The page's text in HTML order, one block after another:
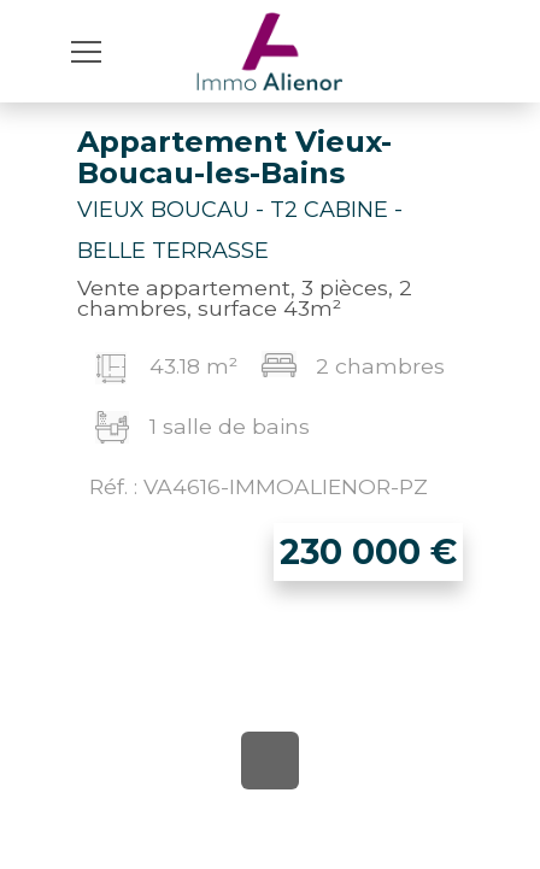
Appartement Vieux-
Boucau-les-Bains
VIEUX BOUCAU - T2 CABINE -
BELLE TERRASSE
Vente appartement, 3 pièces, 2
chambres, surface 43m²
43.18 m² 2 chambres
1 salle de bains
Réf. : VA4616-IMMOALIENOR-PZ
230 000 €